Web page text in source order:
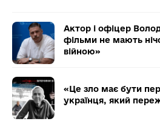
Актор і офіцер
фільми не мають
війною»
«Це зло має бути
українця, який